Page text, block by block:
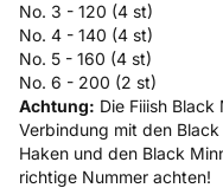
No. 3 - 120 (4 st)
No. 4 - 140 (4 st)
No. 5 - 160 (4 st)
No. 6 - 200 (2 st)
Achtung: Die Fiiish
Verbindung mit den
Haken und den Black
richtige Nummer achten!